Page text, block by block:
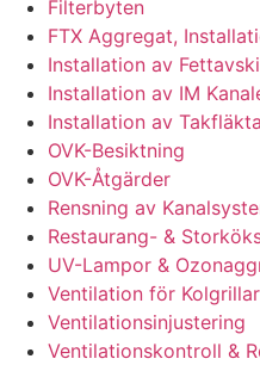
Filterbyten
FTX Aggregat,
Installation av
Installation av IM
Installation av
OVK-Besiktning
OVK-Åtgärder
Rensning av
Restaurang- &
UV-Lampor &
Ventilation för
Ventilationsinjustering
Ventilationskontroll &